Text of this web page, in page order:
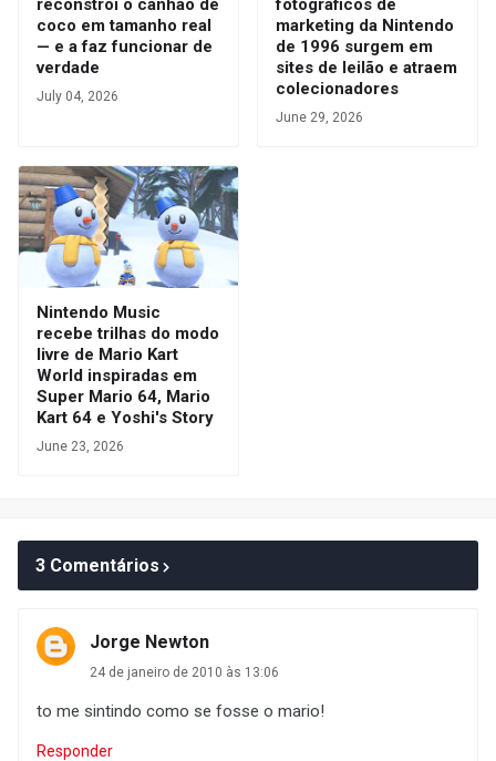
reconstrói o canhão de
coco em tamanho real
— e a faz funcionar de
verdade
July 04, 2026
fotográficos de
marketing da Nintendo
de 1996 surgem em
sites de leilão e atraem
colecionadores
June 29, 2026
Nintendo Music
recebe trilhas do modo
livre de Mario Kart
World inspiradas em
Super Mario 64, Mario
Kart 64 e Yoshi's Story
June 23, 2026
3 Comentários
Jorge Newton
24 de janeiro de 2010 às 13:06
to me sintindo como se fosse o mario!
Responder